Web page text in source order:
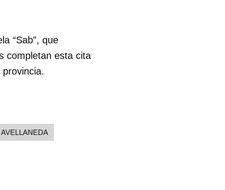
“Sab”, que
completan esta cita